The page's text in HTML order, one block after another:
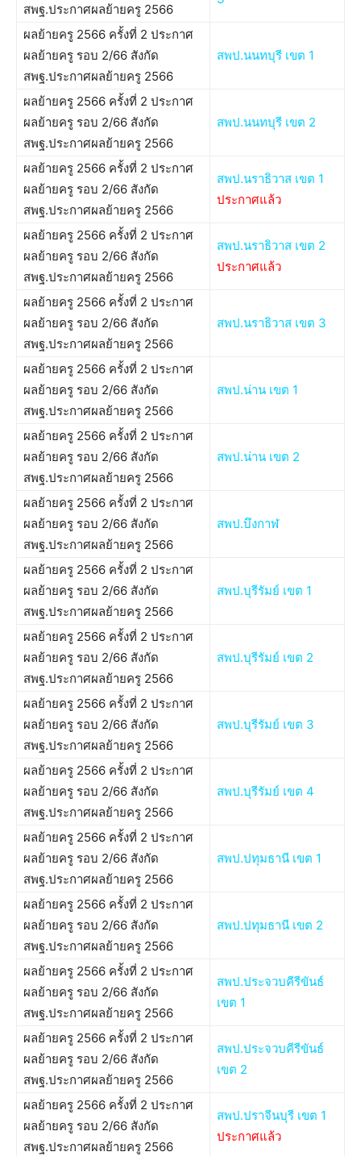
สพฐ.ประกาศผลย้ายครู 2566
ผลย้ายครู 2566 ครั้งที่ 2 ประกาศ
ผลย้ายครู รอบ 2/66 สังกัด
สพฐ.ประกาศผลย้ายครู 2566
สพป.นนทบุรี เขต 1
ผลย้ายครู 2566 ครั้งที่ 2 ประกาศ
ผลย้ายครู รอบ 2/66 สังกัด
สพฐ.ประกาศผลย้ายครู 2566
สพป.นนทบุรี เขต 2
ผลย้ายครู 2566 ครั้งที่ 2 ประกาศ
ผลย้ายครู รอบ 2/66 สังกัด
สพฐ.ประกาศผลย้ายครู 2566
สพป.นราธิวาส เขต 1
ประกาศแล้ว
ผลย้ายครู 2566 ครั้งที่ 2 ประกาศ
ผลย้ายครู รอบ 2/66 สังกัด
สพฐ.ประกาศผลย้ายครู 2566
สพป.นราธิวาส เขต 2
ประกาศแล้ว
ผลย้ายครู 2566 ครั้งที่ 2 ประกาศ
ผลย้ายครู รอบ 2/66 สังกัด
สพฐ.ประกาศผลย้ายครู 2566
สพป.นราธิวาส เขต 3
ผลย้ายครู 2566 ครั้งที่ 2 ประกาศ
ผลย้ายครู รอบ 2/66 สังกัด
สพฐ.ประกาศผลย้ายครู 2566
สพป.น่าน เขต 1
ผลย้ายครู 2566 ครั้งที่ 2 ประกาศ
ผลย้ายครู รอบ 2/66 สังกัด
สพฐ.ประกาศผลย้ายครู 2566
สพป.น่าน เขต 2
ผลย้ายครู 2566 ครั้งที่ 2 ประกาศ
ผลย้ายครู รอบ 2/66 สังกัด
สพฐ.ประกาศผลย้ายครู 2566
สพป.บึงกาฬ
ผลย้ายครู 2566 ครั้งที่ 2 ประกาศ
ผลย้ายครู รอบ 2/66 สังกัด
สพฐ.ประกาศผลย้ายครู 2566
สพป.บุรีรัมย์ เขต 1
ผลย้ายครู 2566 ครั้งที่ 2 ประกาศ
ผลย้ายครู รอบ 2/66 สังกัด
สพฐ.ประกาศผลย้ายครู 2566
สพป.บุรีรัมย์ เขต 2
ผลย้ายครู 2566 ครั้งที่ 2 ประกาศ
ผลย้ายครู รอบ 2/66 สังกัด
สพฐ.ประกาศผลย้ายครู 2566
สพป.บุรีรัมย์ เขต 3
ผลย้ายครู 2566 ครั้งที่ 2 ประกาศ
ผลย้ายครู รอบ 2/66 สังกัด
สพฐ.ประกาศผลย้ายครู 2566
สพป.บุรีรัมย์ เขต 4
ผลย้ายครู 2566 ครั้งที่ 2 ประกาศ
ผลย้ายครู รอบ 2/66 สังกัด
สพฐ.ประกาศผลย้ายครู 2566
สพป.ปทุมธานี เขต 1
ผลย้ายครู 2566 ครั้งที่ 2 ประกาศ
ผลย้ายครู รอบ 2/66 สังกัด
สพฐ.ประกาศผลย้ายครู 2566
สพป.ปทุมธานี เขต 2
ผลย้ายครู 2566 ครั้งที่ 2 ประกาศ
ผลย้ายครู รอบ 2/66 สังกัด
สพฐ.ประกาศผลย้ายครู 2566
สพป.ประจวบคีรีขันธ์
เขต 1
ผลย้ายครู 2566 ครั้งที่ 2 ประกาศ
ผลย้ายครู รอบ 2/66 สังกัด
สพฐ.ประกาศผลย้ายครู 2566
สพป.ประจวบคีรีขันธ์
เขต 2
ผลย้ายครู 2566 ครั้งที่ 2 ประกาศ
ผลย้ายครู รอบ 2/66 สังกัด
สพฐ.ประกาศผลย้ายครู 2566
สพป.ปราจีนบุรี เขต 1
ประกาศแล้ว